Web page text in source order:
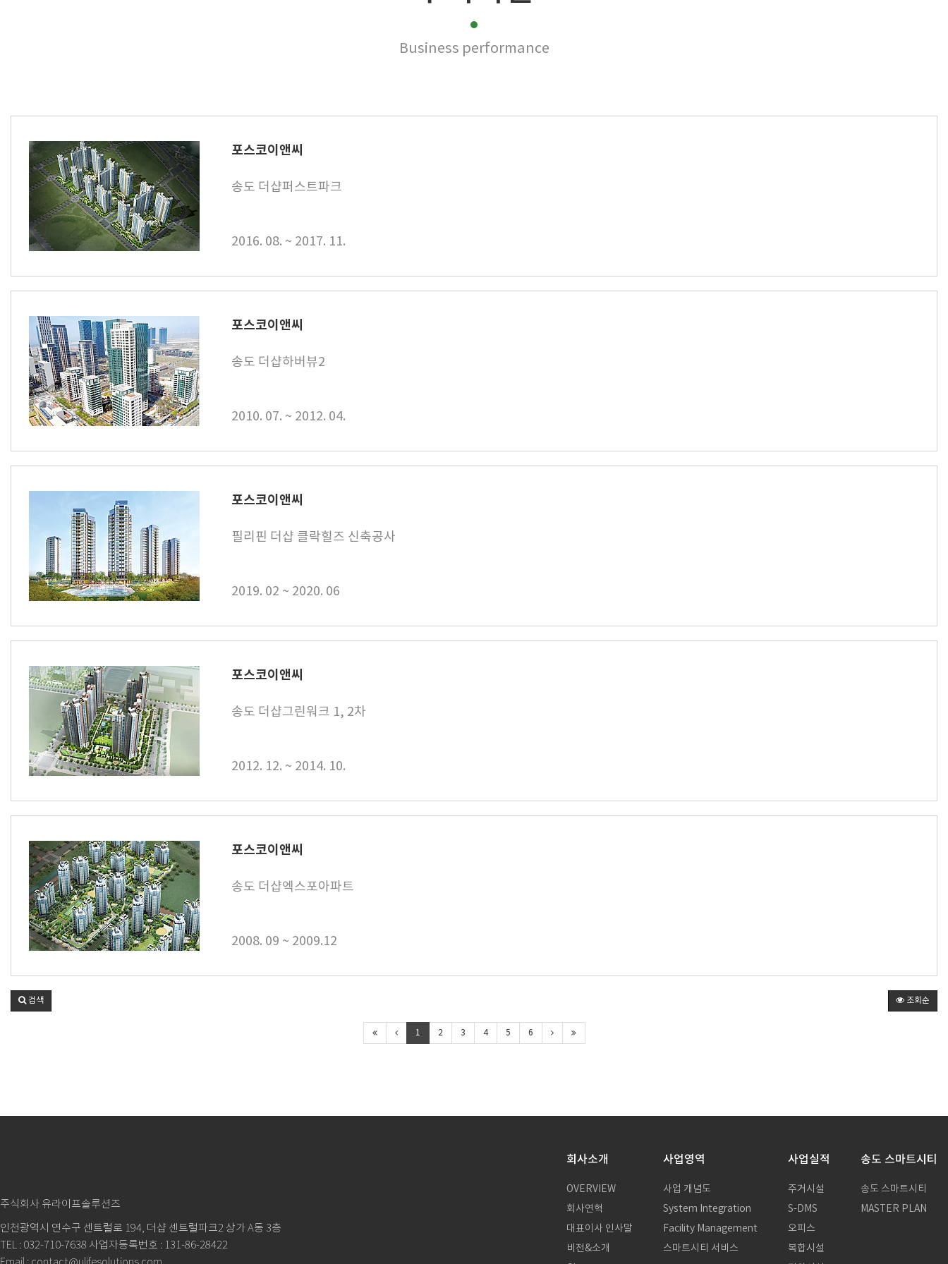
Business performance
포스코이앤씨
송도 더샵퍼스트파크
2016. 08. ~ 2017. 11.
포스코이앤씨
송도 더샵하버뷰2
2010. 07. ~ 2012. 04.
포스코이앤씨
필리핀 더샵 클락힐즈 신축공사
2019. 02 ~ 2020. 06
포스코이앤씨
송도 더샵그린워크 1, 2차
2012. 12. ~ 2014. 10.
포스코이앤씨
송도 더샵엑스포아파트
2008. 09 ~ 2009.12
조회순
검색
1 2 3 4 5 6
주식회사 유라이프솔루션즈
인천광역시 연수구 센트럴로 194, 더샵 센트럴파크2 상가 A동 3층
TEL : 032-710-7638 사업자등록번호 : 131-86-28422
회사소개
OVERVIEW
회사연혁
대표이사 인사말
비전&소개
사업영역
사업 개념도
System Integration
Facility Management
스마트시티 서비스
사업실적
주거시설
S-DMS
오피스
복합시설
송도 스마트시티
송도 스마트시티
MASTER PLAN